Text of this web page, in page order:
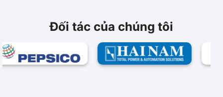
Đối tác của chúng tôi